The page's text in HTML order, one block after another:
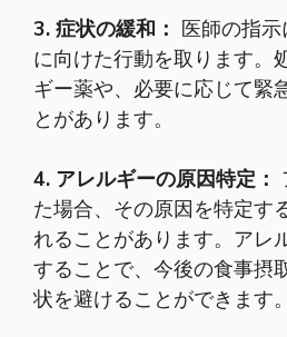
3. 症状の緩和： 医師の指
に向けた行動を取ります。
ギー薬や、必要に応じて緊
とがあります。
4. アレルギーの原因特定：
た場合、その原因を特定す
れることがあります。アレ
することで、今後の食事摂
状を避けることができます。